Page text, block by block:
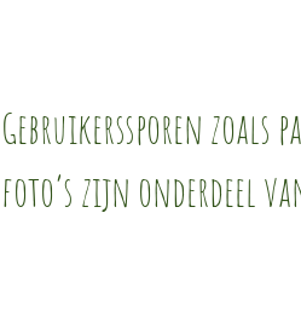
Gebruikerssporen zoals
foto’s zijn onderdeel